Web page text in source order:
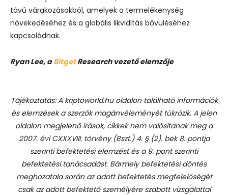
távú várakozásokból, amelyek a termelékenység
növekedéséhez és a globális likviditás bővüléséhez
kapcsolódnak.
Ryan Lee, aBitgetResearch vezető elemzője
Tájékoztatás: A kriptoworld.hu oldalon található információk
és elemzések a szerzők magánvéleményét tükrözik. A jelen
oldalon megjelenő írások, cikkek nem valósítanak meg a
2007. évi CXXXVIII. törvény (Bszt.) 4. § (2). bek 8. pontja
szerinti befektetési elemzést és a 9. pont szerinti
befektetési tanácsadást. Bármely befektetési döntés
meghozatala során az adott befektetés megfelelőségét
csak az adott befektető személyére szabott vizsgálattal